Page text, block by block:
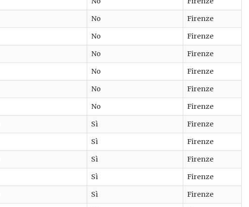
No
Firenze
No
Firenze
No
Firenze
No
Firenze
No
Firenze
No
Firenze
Sì
Firenze
Sì
Firenze
Sì
Firenze
Sì
Firenze
Sì
Firenze